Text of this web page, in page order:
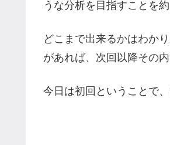
うな分析を目指すことを約
どこまで出来るかはわか
があれば、次回以降その
今日は初回ということで